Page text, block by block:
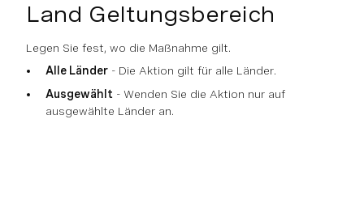
Land Geltungsbereich
Legen Sie fest, wo die Maßnahme gilt.
Alle Länder - Die Aktion gilt für alle Länder.
Ausgewählt - Wenden Sie die Aktion nur auf
ausgewählte Länder an.